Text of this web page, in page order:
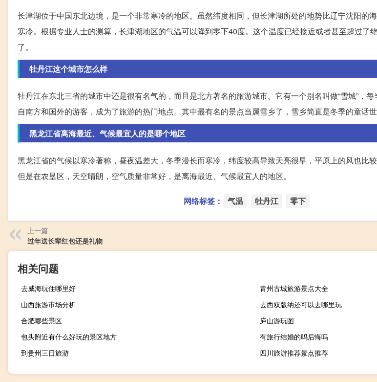
长津湖位于中国东北边境，是一个非常寒冷的地区。虽然纬度相同，但长津湖所处的地势比辽宁沈阳的
寒冷。根据专业人士的测算，长津湖地区的气温可以降到零下40度。这个温度已经接近或者甚至超过了
了。
牡丹江这个城市怎么样
牡丹江在东北三省的城市中还是很有名气的，而且是北方著名的旅游城市。它有一个别名叫做“雪城”，
自南方和国外的游客，成为了旅游的热门地点。其中最有名的景点当属雪乡了，雪乡简直是冬季的童话世
黑龙江省离海最近、气候最宜人的是哪个地区
黑龙江省的气候以寒冷著称，昼夜温差大，冬季漫长而寒冷，纬度较高导致天亮很早，平原上的风也比较
但是在农垦区，天空晴朗，空气质量非常好，是离海最近、气候最宜人的地区。
网络标签： 气温 牡丹江 零下
上一篇
过年送长辈红包还是礼物
相关问题
去威海玩住哪里好
青州古城旅游景点大全
山西旅游市场分析
去西双版纳还可以去哪里玩
合肥哪些景区
庐山游玩图
包头附近有什么好玩的景区地方
有旅行结婚的吗后悔吗
到贵州三日旅游
四川旅游推荐景点推荐